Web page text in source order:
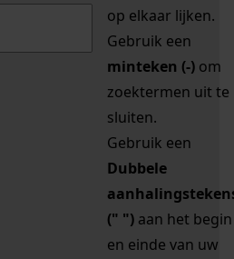
op elkaar lijken.
Gebruik een
minteken (-) om
zoektermen uit te
sluiten.
Gebruik een
Dubbele
(" ") aan het begin
en einde van uw